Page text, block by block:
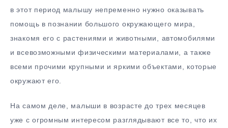
в этот период малышу непременно нужно оказывать
помощь в познании большого окружающего мира,
знакомя его с растениями и животными, автомобилями
и всевозможными физическими материалами, а также
всеми прочими крупными и яркими объектами, которые
окружают его.
На самом деле, малыши в возрасте до трех месяцев
уже с огромным интересом разглядывают все то, что их